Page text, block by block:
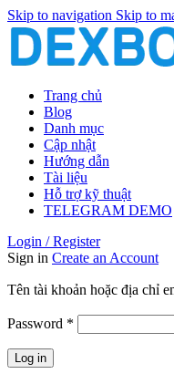
Skip to navigation Skip to
Trang chủ
Blog
Danh mục
Cập nhật
Hướng dẫn
Tài liệu
Hỗ trợ kỹ thuật
TELEGRAM DEMO
Login / Register
Sign in Create an Account
Tên tài khoản hoặc địa chỉ
Password *
buộc
Log in